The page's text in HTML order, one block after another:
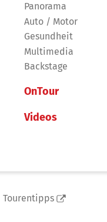
Panorama
Auto / Motor
Gesundheit
Multimedia
Backstage
OnTour
Videos
Tourentipps